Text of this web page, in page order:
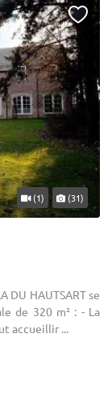
(1) (31)
DU HAUTSART se
de 320 m² : - La
accueillir ...